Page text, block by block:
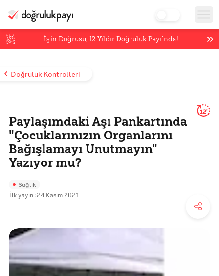
İşin Doğrusu,12 Yıldır Doğruluk Payı’nda!
Doğruluk Kontrolleri
Paylaşımdaki Aşı Pankartında
"Çocuklarınızın Organlarını
Bağışlamayı Unutmayın"
Yazıyor mu?
12'
Sağlık
İlk yayın :24 Kasım 2021